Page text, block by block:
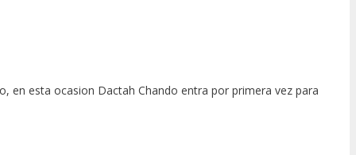
en esta ocasion Dactah Chando entra por primera vez para